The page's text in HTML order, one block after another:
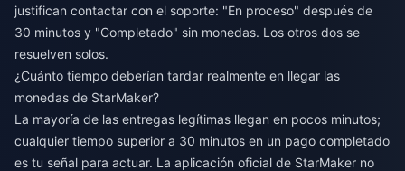
justifican contactar con el soporte: "En proceso" después de
30 minutos y "Completado" sin monedas. Los otros dos se
resuelven solos.
¿Cuánto tiempo deberían tardar realmente en llegar las
monedas de StarMaker?
La mayoría de las entregas legítimas llegan en pocos minutos;
cualquier tiempo superior a 30 minutos en un pago completado
es tu señal para actuar. La aplicación oficial de StarMaker no